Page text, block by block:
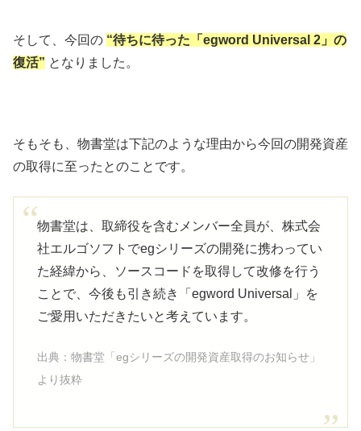
そして、今回の “待ちに待った「egword Universal 2」の
復活” となりました。
そもそも、物書堂は下記のような理由から今回の開発資産
の取得に至ったとのことです。
物書堂は、取締役を含むメンバー全員が、株式会
社エルゴソフトでegシリーズの開発に携わってい
た経緯から、ソースコードを取得して改修を行う
ことで、今後も引き続き「egword Universal」を
ご愛用いただきたいと考えています。
出典：物書堂「egシリーズの開発資産取得のお知らせ」
より抜粋